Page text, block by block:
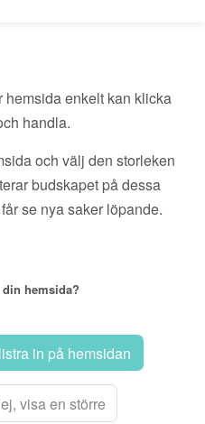
hemsida enkelt kan klicka
handla.
och välj den storleken
budskapet på dessa
se nya saker löpande.
hemsida?
in på hemsidan
visa en större